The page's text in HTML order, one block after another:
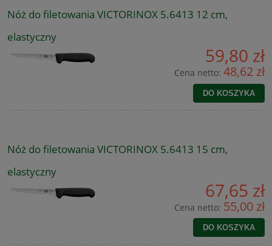
Nóż do filetowania VICTORINOX 5.6413 12 cm,
elastyczny
59,80 zł
Cena netto: 48,62 zł
DO KOSZYKA
Nóż do filetowania VICTORINOX 5.6413 15 cm,
elastyczny
67,65 zł
Cena netto: 55,00 zł
DO KOSZYKA